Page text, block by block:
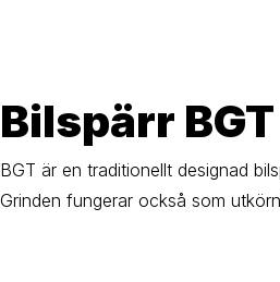
Bilspärr BGT
BGT är en traditionellt designad
Grinden fungerar också som